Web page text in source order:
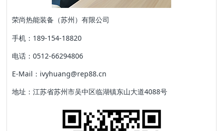
荣尚热能装备（苏州）有限公司
手机：189-154-18820
电话：0512-66294806
E-Mail：ivyhuang@rep88.cn
地址：江苏省苏州市吴中区临湖镇东山大道4088号